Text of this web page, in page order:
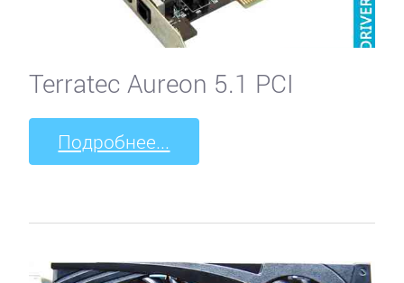
Terratec Aureon 5.1 PCI
Подробнее...